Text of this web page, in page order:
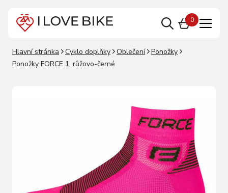
0
Hlavní stránka Cyklo doplňky Oblečení
Ponožky
Ponožky FORCE 1, růžovo-černé